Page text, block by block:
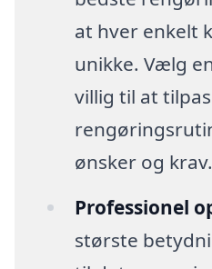
at hver enkelt
unikke. Vælg
villig til at
ønsker og krav.
Professionel
største